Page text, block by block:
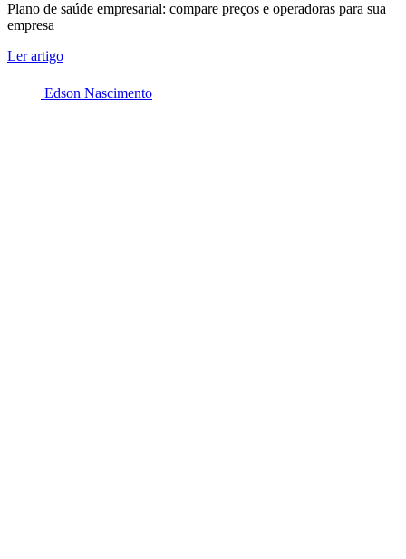
Plano de saúde empresarial: compare preços e operadoras para sua
empresa
Ler artigo
Edson Nascimento